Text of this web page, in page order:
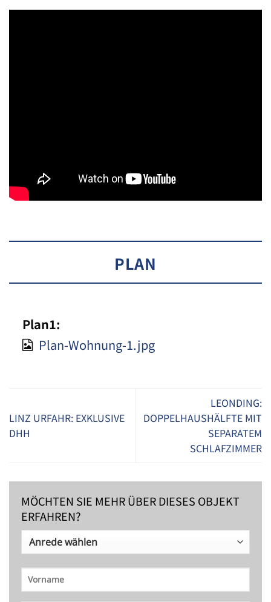
PLAN
Plan1:
Plan-Wohnung-1.jpg
LINZ URFAHR: EXKLUSIVE
DHH
LEONDING:
DOPPELHAUSHÄLFTE MIT
SEPARATEM
SCHLAFZIMMER
MÖCHTEN SIE MEHR ÜBER DIESES OBJEKT
ERFAHREN?